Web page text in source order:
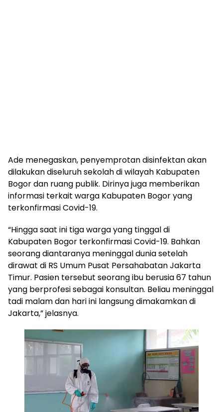
Ade menegaskan, penyemprotan disinfektan akan
dilakukan diseluruh sekolah di wilayah Kabupaten
Bogor dan ruang publik. Dirinya juga memberikan
informasi terkait warga Kabupaten Bogor yang
terkonfirmasi Covid-19.
“Hingga saat ini tiga warga yang tinggal di
Kabupaten Bogor terkonfirmasi Covid-19. Bahkan
seorang diantaranya meninggal dunia setelah
dirawat di RS Umum Pusat Persahabatan Jakarta
Timur. Pasien tersebut seorang ibu berusia 67 tahun
yang berprofesi sebagai konsultan. Beliau meninggal
tadi malam dan hari ini langsung dimakamkan di
Jakarta,” jelasnya.